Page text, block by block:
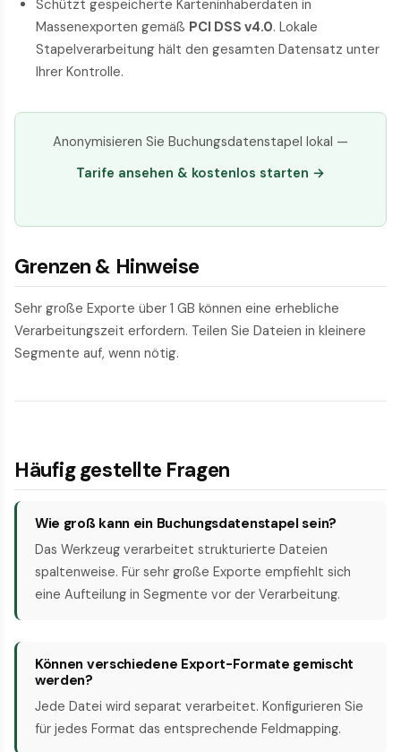
Schützt gespeicherte Karteninhaberdaten in
Massenexporten gemäß PCI DSS v4.0. Lokale
Stapelverarbeitung hält den gesamten Datensatz unter
Ihrer Kontrolle.
Anonymisieren Sie Buchungsdatenstapel lokal —
Tarife ansehen & kostenlos starten →
Grenzen & Hinweise
Sehr große Exporte über 1 GB können eine erhebliche
Verarbeitungszeit erfordern. Teilen Sie Dateien in kleinere
Segmente auf, wenn nötig.
Häufig gestellte Fragen
Wie groß kann ein Buchungsdatenstapel sein?
Das Werkzeug verarbeitet strukturierte Dateien
spaltenweise. Für sehr große Exporte empfiehlt sich
eine Aufteilung in Segmente vor der Verarbeitung.
Können verschiedene Export-Formate gemischt
werden?
Jede Datei wird separat verarbeitet. Konfigurieren Sie
für jedes Format das entsprechende Feldmapping.